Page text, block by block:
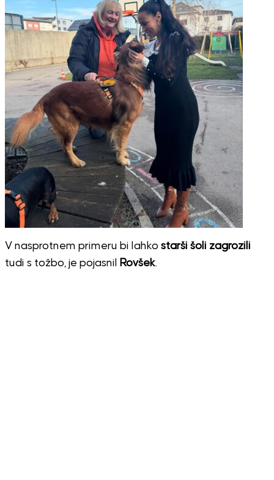
V nasprotnem primeru bi lahko starši šoli zagrozili
tudi s tožbo, je pojasnil
Rovšek.